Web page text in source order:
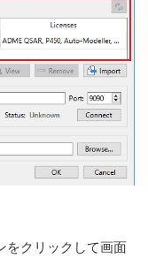
をクリックして画面